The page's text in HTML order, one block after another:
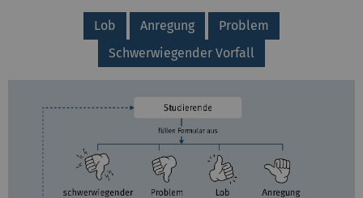
Lob Anregung
Problem
Schwerwiegender Vorfall